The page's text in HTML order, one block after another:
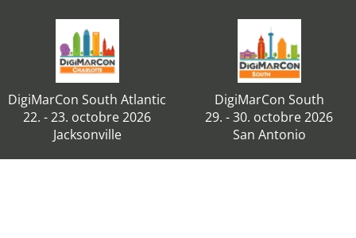
DigiMarCon South Atlantic
22. - 23. octobre 2026
Jacksonville
DigiMarCon South
29. - 30. octobre 2026
San Antonio